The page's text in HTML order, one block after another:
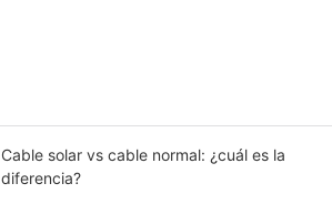
Cable solar vs cable normal: ¿cuál es la
diferencia?